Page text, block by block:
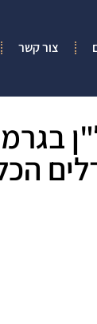
צור קשר